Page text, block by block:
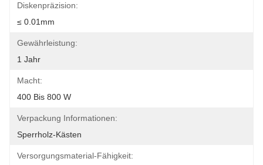
Diskenpräzision:
≤ 0.01mm
Gewährleistung:
1 Jahr
Macht:
400 Bis 800 W
Verpackung Informationen:
Sperrholz-Kästen
Versorgungsmaterial-Fähigkeit: